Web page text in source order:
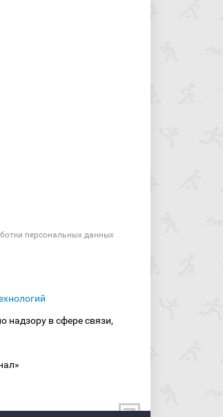
персональных данных
надзору в сфере связи,